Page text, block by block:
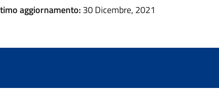
aggiornamento:30 Dicembre, 2021